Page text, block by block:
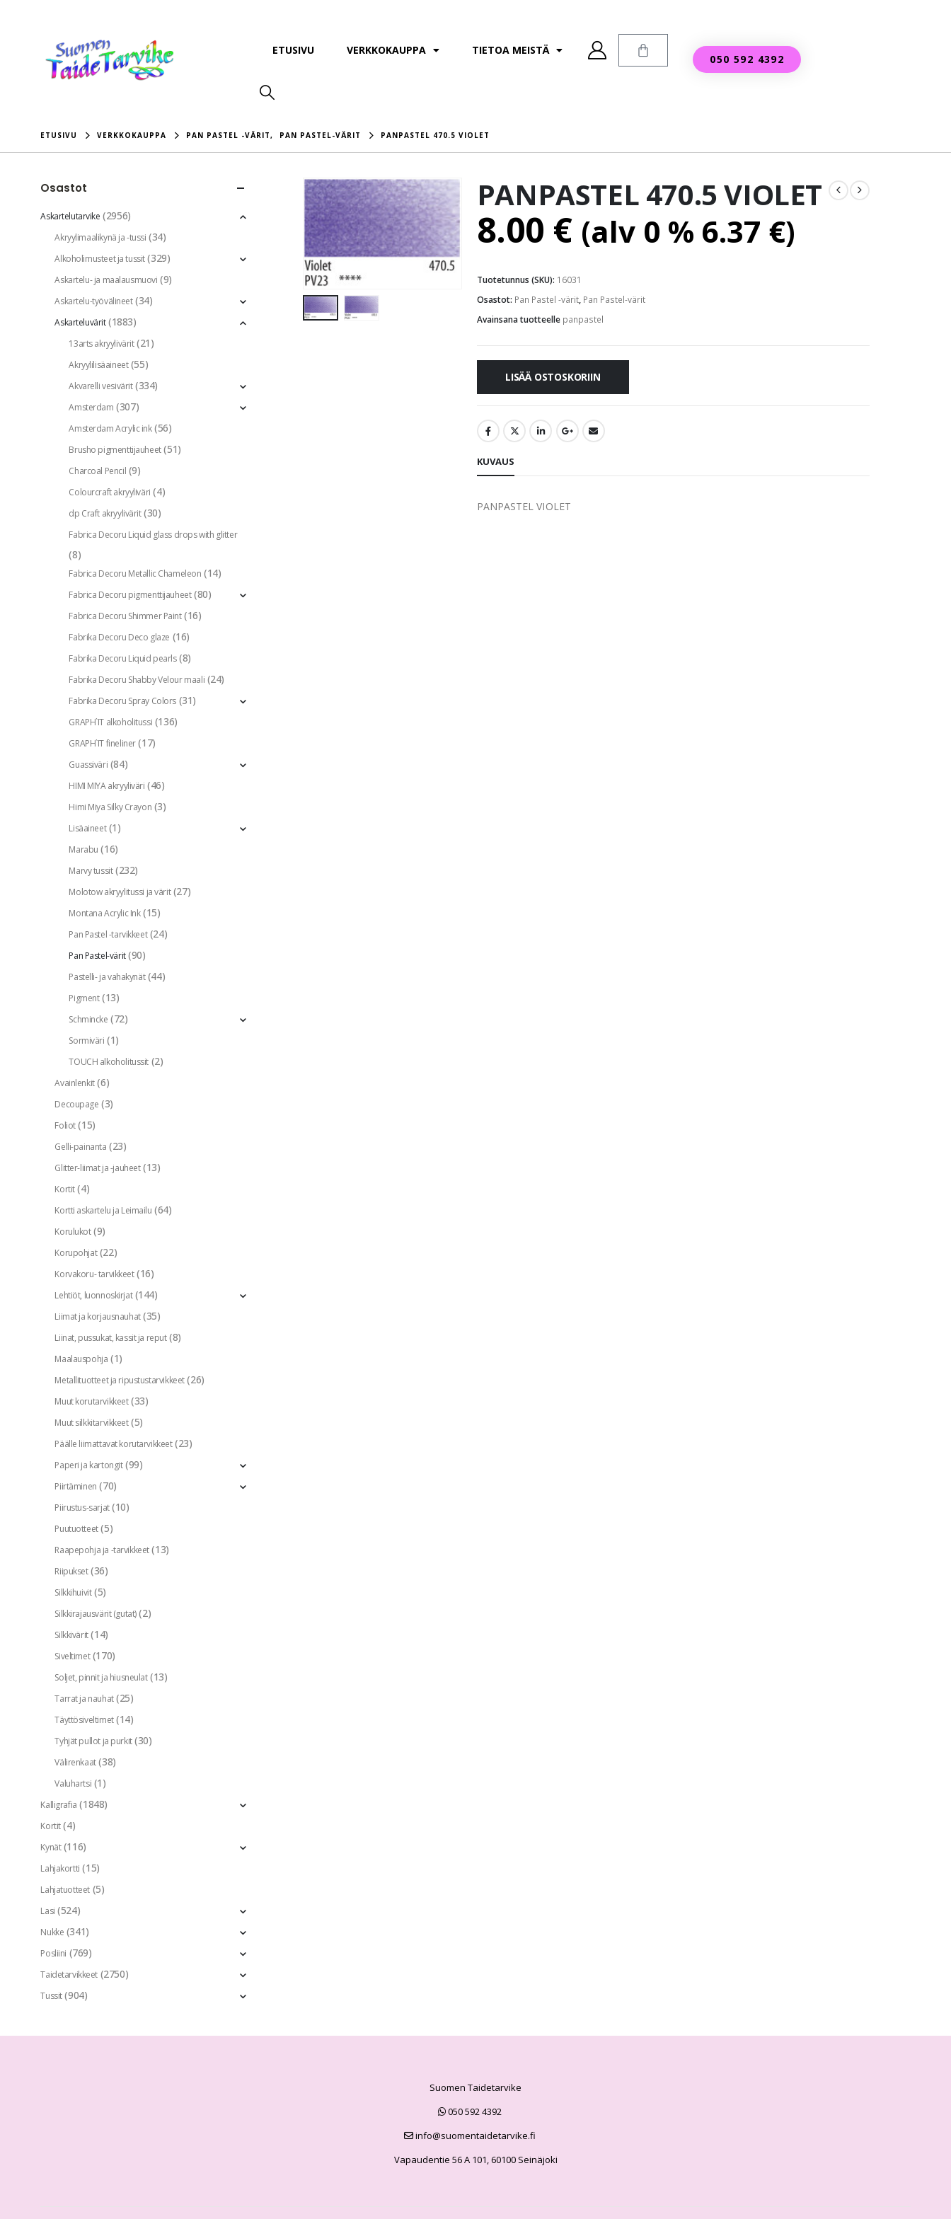
ETUSIVU VERKKOKAUPPA TIETOA MEISTÄ
050 592 4392
ETUSIVU VERKKOKAUPPA PAN PASTEL -VÄRIT, PAN PASTEL-VÄRIT PANPASTEL 470.5 VIOLET
PANPASTEL 470.5 VIOLET
8.00 € (alv 0 % 6.37 €)
Tuotetunnus (SKU): 16031
Osastot: Pan Pastel -värit, Pan Pastel-värit
Avainsana tuotteelle panpastel
LISÄÄ OSTOSKORIIN
KUVAUS
PANPASTEL VIOLET
Osastot
Askartelutarvike (2956)
Akryylimaalikynä ja -tussi (34)
Alkoholimusteet ja tussit (329)
Askartelu- ja maalausmuovi (9)
Askartelu-työvälineet (34)
Askarteluvärit (1883)
13arts akryylivärit (21)
Akryylilisäaineet (55)
Akvarelli vesivärit (334)
Amsterdam (307)
Amsterdam Acrylic ink (56)
Brusho pigmenttijauheet (51)
Charcoal Pencil (9)
Colourcraft akryyliväri (4)
dp Craft akryylivärit (30)
Fabrica Decoru Liquid glass drops with glitter
(8)
Fabrica Decoru Metallic Chameleon (14)
Fabrica Decoru pigmenttijauheet (80)
Fabrica Decoru Shimmer Paint (16)
Fabrika Decoru Deco glaze (16)
Fabrika Decoru Liquid pearls (8)
Fabrika Decoru Shabby Velour maali (24)
Fabrika Decoru Spray Colors (31)
GRAPH`IT alkoholitussi (136)
GRAPH`IT fineliner (17)
Guassiväri (84)
HIMI MIYA akryyliväri (46)
Himi Miya Silky Crayon (3)
Lisäaineet (1)
Marabu (16)
Marvy tussit (232)
Molotow akryylitussi ja värit (27)
Montana Acrylic Ink (15)
Pan Pastel -tarvikkeet (24)
Pan Pastel-värit (90)
Pastelli- ja vahakynät (44)
Pigment (13)
Schmincke (72)
Sormiväri (1)
TOUCH alkoholitussit (2)
Avainlenkit (6)
Decoupage (3)
Foliot (15)
Gelli-painanta (23)
Glitter-liimat ja -jauheet (13)
Kortit (4)
Kortti askartelu ja Leimailu (64)
Korulukot (9)
Korupohjat (22)
Korvakoru- tarvikkeet (16)
Lehtiöt, luonnoskirjat (144)
Liimat ja korjausnauhat (35)
Liinat, pussukat, kassit ja reput (8)
Maalauspohja (1)
Metallituotteet ja ripustustarvikkeet (26)
Muut korutarvikkeet (33)
Muut silkkitarvikkeet (5)
Päälle liimattavat korutarvikkeet (23)
Paperi ja kartongit (99)
Piirtäminen (70)
Piirustus-sarjat (10)
Puutuotteet (5)
Raapepohja ja -tarvikkeet (13)
Riipukset (36)
Silkkihuivit (5)
Silkkirajausvärit (gutat) (2)
Silkkivärit (14)
Siveltimet (170)
Soljet, pinnit ja hiusneulat (13)
Tarrat ja nauhat (25)
Täyttösiveltimet (14)
Tyhjät pullot ja purkit (30)
Välirenkaat (38)
Valuhartsi (1)
Kalligrafia (1848)
Kortit (4)
Kynät (116)
Lahjakortti (15)
Lahjatuotteet (5)
Lasi (524)
Nukke (341)
Posliini (769)
Taidetarvikkeet (2750)
Tussit (904)
Suomen Taidetarvike
050 592 4392
info@suomentaidetarvike.fi
Vapaudentie 56 A 101, 60100 Seinäjoki